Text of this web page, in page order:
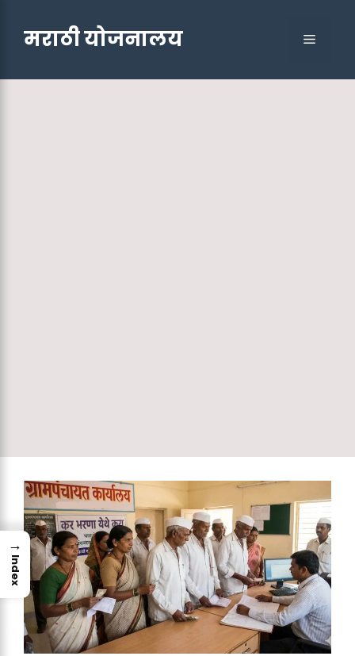
contentमराठी योजनालय Menu
→
Index